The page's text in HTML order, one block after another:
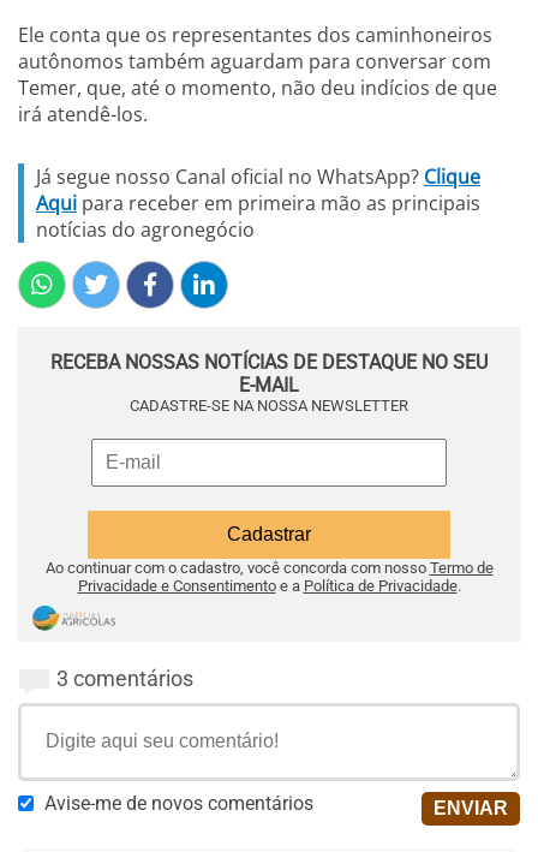
Ele conta que os representantes dos caminhoneiros
autônomos também aguardam para conversar com
Temer, que, até o momento, não deu indícios de que
irá atendê-los.
Já segue nosso Canal oficial no WhatsApp? Clique
Aqui para receber em primeira mão as principais
notícias do agronegócio
RECEBA NOSSAS NOTÍCIAS DE DESTAQUE NO SEU
E-MAIL
CADASTRE-SE NA NOSSA NEWSLETTER
Ao continuar com o cadastro, você concorda com nosso Termo de
Privacidade e Consentimentoe a Política de Privacidade.
3 comentários
Avise-me de novos comentários